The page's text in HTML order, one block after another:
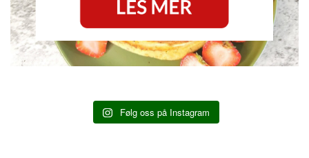
Følg oss på Instagram